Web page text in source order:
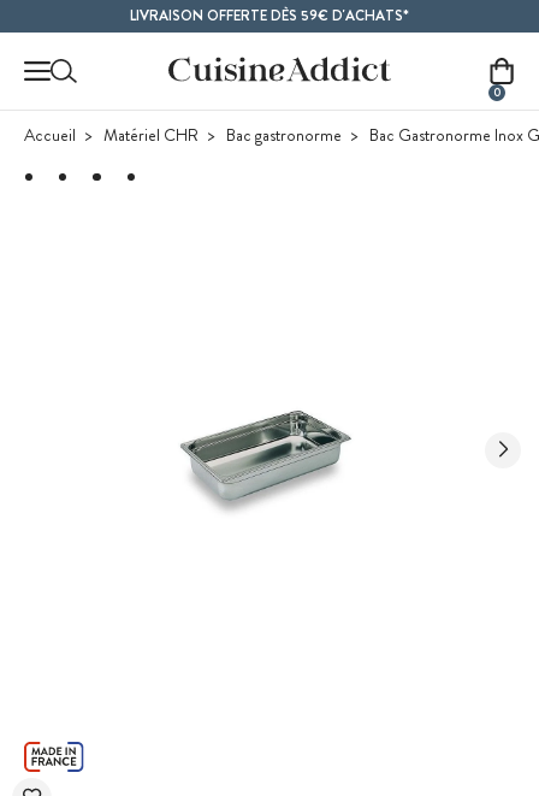
LIVRAISON OFFERTE DÈS 59€ D'ACHATS*
0
Accueil Matériel CHR Bac gastronorme Bac Gastronorme Inox